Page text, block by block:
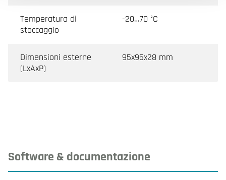
Temperatura di
stoccaggio
-20…70 °C
Dimensioni esterne
(LxAxP)
95x95x28 mm
Software & documentazione